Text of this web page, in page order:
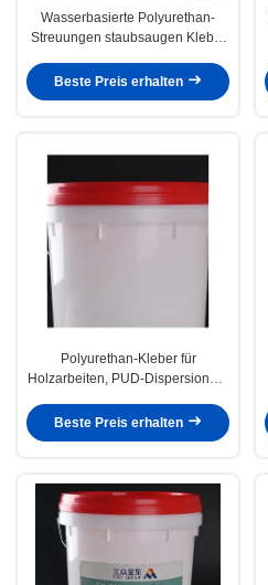
Wasserbasierte Polyurethan-
Streuungen staubsaugen Kleber
Beste Preis erhalten
Polyurethan-Kleber für
Holzarbeiten, PUD-Dispersionen,
Vakuumfurnier
Beste Preis erhalten